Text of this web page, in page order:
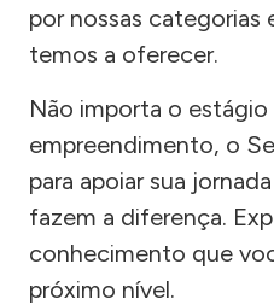
por nossas categorias
temos a oferecer.
Não importa o estágio
empreendimento, o
para apoiar sua
fazem a diferença.
conhecimento que
próximo nível.